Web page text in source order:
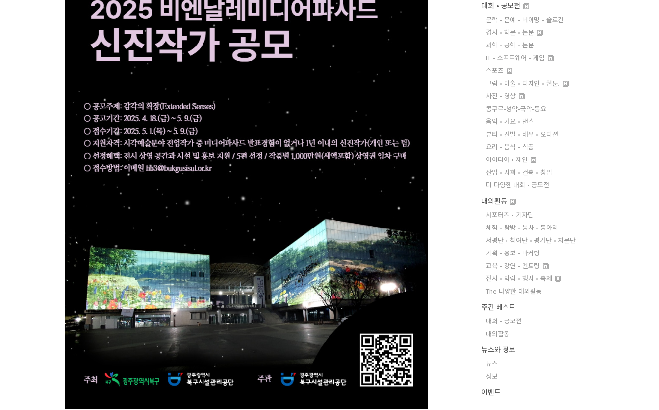
대회 • 공모전
문학 • 문예 • 네이밍 • 슬로건
경시 • 학문 • 논문
과학 • 공학 • 논문
IT • 소프트웨어 • 게임
스포츠
그림 • 미술 • 디자인 • 웹툰.
사진 • 영상
콩쿠르•성악•국악•동요
음악 • 가요 • 댄스
뷰티 • 선발 • 배우 • 오디션
요리 • 음식 • 식품
아이디어 • 제안
산업 • 사회 • 건축 • 창업
더 다양한 대회 • 공모전
대외활동
서포터즈 • 기자단
체험 • 탐방 • 봉사 • 동아리
서평단 • 참여단 • 평가단 • 자문단
기획 • 홍보 • 마케팅
교육 • 강연 • 멘토링
전시 • 박람 • 행사 • 축제
The 다양한 대외활동
주간 베스트
대회 • 공모전
대외활동
뉴스와 정보
뉴스
정보
이벤트